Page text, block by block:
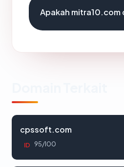
Apakah mitra10.com
cpssoft.com
ID 95/100